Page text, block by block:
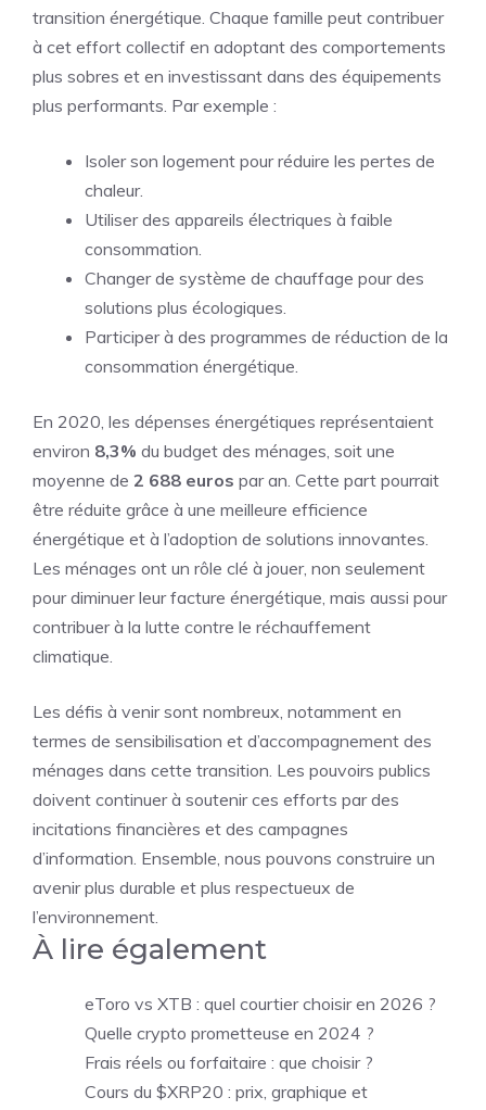
transition énergétique. Chaque famille peut contribuer
à cet effort collectif en adoptant des comportements
plus sobres et en investissant dans des équipements
plus performants. Par exemple :
Isoler son logement pour réduire les pertes de
chaleur.
Utiliser des appareils électriques à faible
consommation.
Changer de système de chauffage pour des
solutions plus écologiques.
Participer à des programmes de réduction de la
consommation énergétique.
En 2020, les dépenses énergétiques représentaient
environ 8,3% du budget des ménages, soit une
moyenne de 2 688 euros par an. Cette part pourrait
être réduite grâce à une meilleure efficience
énergétique et à l’adoption de solutions innovantes.
Les ménages ont un rôle clé à jouer, non seulement
pour diminuer leur facture énergétique, mais aussi pour
contribuer à la lutte contre le réchauffement
climatique.
Les défis à venir sont nombreux, notamment en
termes de sensibilisation et d’accompagnement des
ménages dans cette transition. Les pouvoirs publics
doivent continuer à soutenir ces efforts par des
incitations financières et des campagnes
d’information. Ensemble, nous pouvons construire un
avenir plus durable et plus respectueux de
l’environnement.
À lire également
eToro vs XTB : quel courtier choisir en 2026 ?
Quelle crypto prometteuse en 2024 ?
Frais réels ou forfaitaire : que choisir ?
Cours du $XRP20 : prix, graphique et